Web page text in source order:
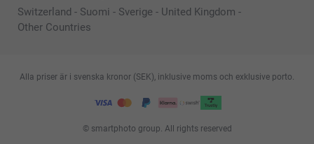
Switzerland - Suomi - Sverige - United Kingdom -
Other Countries
© smartphoto group. All rights reserved
Alla priser är i svenska kronor (SEK), inklusive moms och exklusive porto.